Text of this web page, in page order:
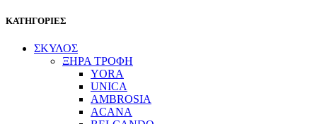
ΚΑΤΗΓΟΡΙΕΣ
ΣΚΥΛΟΣ
ΞΗΡΑ ΤΡΟΦΗ
YORA
UNICA
AMBROSIA
ACANA